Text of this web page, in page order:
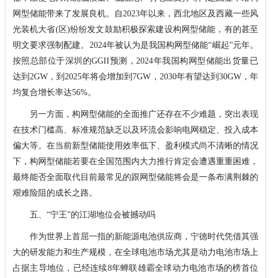
网型储能带来了发展良机。自2023年以来，西北地区及西藏一些风
光装机大省(区)纷纷发文鼓励积极探索建设构网型储能，有的甚至
明文要求强制配建。2024年被认为是我国构网型储能“崛起”元年。
按照总部位于深圳的GGII预测，2024年我国构网型储能出货量已
达到2GW，到2025年将会增加到7GW，2030年有望达到30GW，年
均复合增长率达56%。
另一方面，构网型储能的全面推广还存在不少难题，突出表现
在技术门槛高、标准规范缺乏以及环流会影响电网稳定、投入成本
偏大等。在当前新型储能使用效率低下、盈利模式尚不清晰的情况
下，构网型储能若要在全国范围内大力推行肯定会遭遇重重困难，
最终能否全面取代目前最常见的跟网型储能将会是一条布满荆棘的
艰难险阻的成长之路。
五、“宁王”的江湖地位会被撼动吗
作为世界上首屈一指的新能源电池供应商，宁德时代凭借其强
大的研发能力和生产规模，在全球电池市场尤其是动力电池市场上
占据主导地位，已经连续8年蝉联雄霸全球动力电池市场的榜首位